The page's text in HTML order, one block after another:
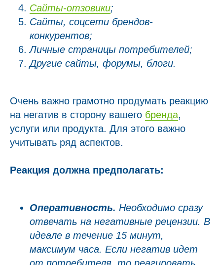
Сайты-отзовики;
Сайты, соцсети брендов-
конкурентов;
Личные страницы потребителей;
Другие сайты, форумы, блоги.
Очень важно грамотно продумать реакцию
на негатив в сторону вашего бренда,
услуги или продукта. Для этого важно
учитывать ряд аспектов.
Реакция должна предполагать:
Оперативность. Необходимо сразу
отвечать на негативные рецензии. В
идеале в течение 15 минут,
максимум часа. Если негатив идет